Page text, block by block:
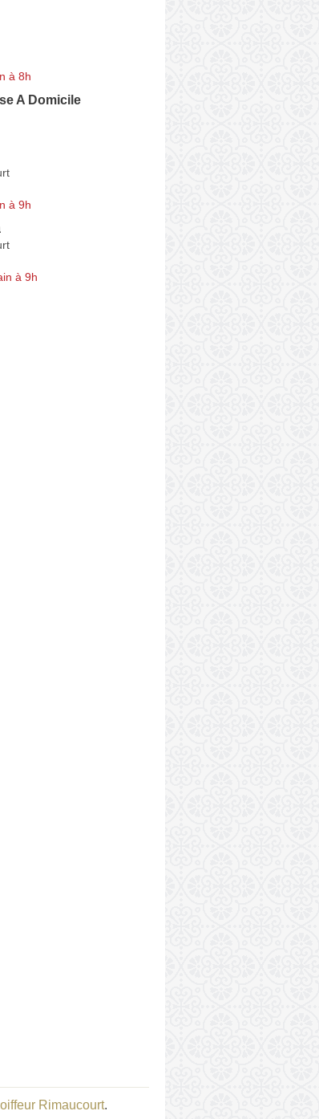
à 8h
A Domicile
à 9h
à 9h
Rimaucourt.